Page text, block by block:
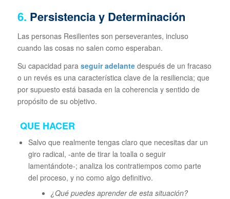
6. Persistencia y Determinación
Las personas Resilientes son perseverantes, incluso
cuando las cosas no salen como esperaban.
Su capacidad para seguir adelantedespués de un fracaso
o un revés es una característica clave de la resiliencia; que
por supuesto está basada en la coherencia y sentido de
propósito de su objetivo.
QUE HACER
Salvo que realmente tengas claro que necesitas dar un
giro radical, -ante de tirar la toalla o seguir
lamentándote-; analiza los contratiempos como parte
del proceso, y no como algo definitivo.
¿Qué puedes aprender de esta situación?